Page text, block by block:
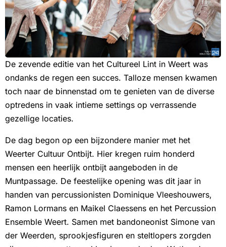
De zevende editie van het Cultureel Lint in Weert was
ondanks de regen een succes. Talloze mensen kwamen
toch naar de binnenstad om te genieten van de diverse
optredens in vaak intieme settings op verrassende
gezellige locaties.
De dag begon op een bijzondere manier met het
Weerter Cultuur Ontbijt. Hier kregen ruim honderd
mensen een heerlijk ontbijt aangeboden in de
Muntpassage. De feestelijke opening was dit jaar in
handen van percussionisten Dominique Vleeshouwers,
Ramon Lormans en Maikel Claessens en het Percussion
Ensemble Weert. Samen met bandoneonist Simone van
der Weerden, sprookjesfiguren en steltlopers zorgden